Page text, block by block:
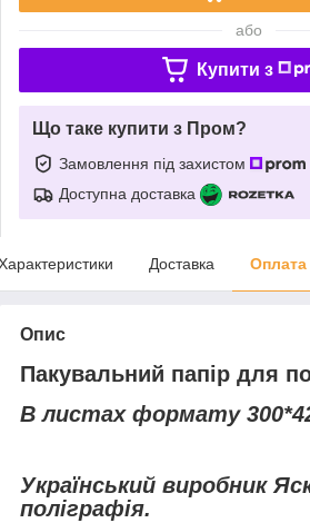
або
Купити з
Що таке купити з Пром?
Замовлення під захистом
Доступна доставка
Доставка Оплата
Опис
Пакувальний папір для
В листах формату
Український виробник
поліграфія.